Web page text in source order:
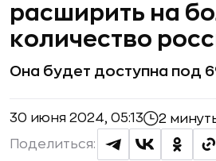
расширить на
количество
Она будет доступна под
30 июня 2024, 05:13 2
Поделиться: